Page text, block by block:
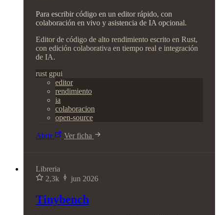
Para escribir código en un editor rápido, con
colaboración en vivo y asistencia de IA opcional.
Editor de código de alto rendimiento escrito en Rust,
con edición colaborativa en tiempo real e integración
de IA.
rust gpui
editor
rendimiento
ia
colaboracion
open-source
Abrir Ver ficha
Libreria
2,3k
jun 2026
Tinybench